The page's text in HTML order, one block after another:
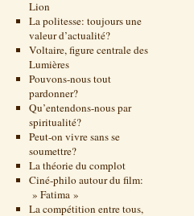
Lion
La politesse: toujours une
valeur d’actualité?
Voltaire, figure centrale des
Lumières
Pouvons-nous tout
pardonner?
Qu’entendons-nous par
spiritualité?
Peut-on vivre sans se
soumettre?
La théorie du complot
Ciné-philo autour du film:
» Fatima »
La compétition entre tous,